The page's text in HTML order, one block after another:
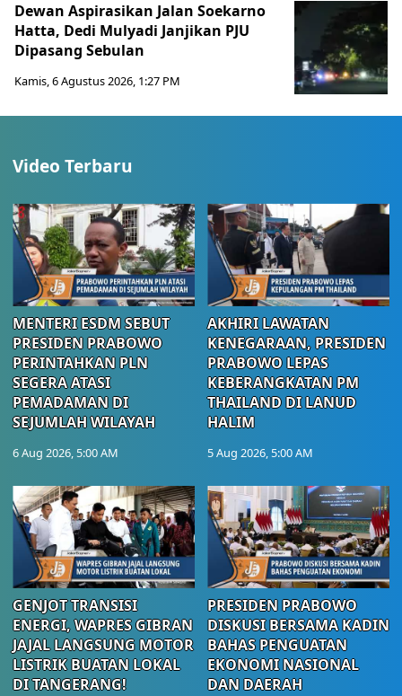
Dewan Aspirasikan Jalan Soekarno
Hatta, Dedi Mulyadi Janjikan PJU
Dipasang Sebulan
Kamis, 6 Agustus 2026, 1:27 PM
Video Terbaru
MENTERI ESDM SEBUT
PRESIDEN PRABOWO
PERINTAHKAN PLN
SEGERA ATASI
PEMADAMAN DI
SEJUMLAH WILAYAH
6 Aug 2026, 5:00 AM
AKHIRI LAWATAN
KENEGARAAN, PRESIDEN
PRABOWO LEPAS
KEBERANGKATAN PM
THAILAND DI LANUD
HALIM
5 Aug 2026, 5:00 AM
GENJOT TRANSISI
ENERGI, WAPRES GIBRAN
JAJAL LANGSUNG MOTOR
LISTRIK BUATAN LOKAL
DI TANGERANG!
PRESIDEN PRABOWO
DISKUSI BERSAMA KADIN
BAHAS PENGUATAN
EKONOMI NASIONAL
DAN DAERAH